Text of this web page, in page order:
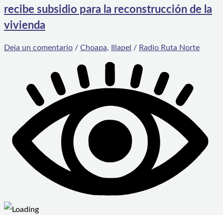
recibe subsidio para la reconstrucción de la
vivienda
Deja un comentario / Choapa, Illapel / Radio Ruta Norte